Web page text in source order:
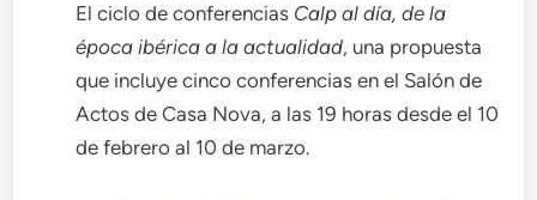
El ciclo de conferencias Calp al día, de la
época ibérica a la actualidad, una propuesta
que incluye cinco conferencias en el Salón de
Actos de Casa Nova, a las 19 horas desde el 10
de febrero al 10 de marzo.